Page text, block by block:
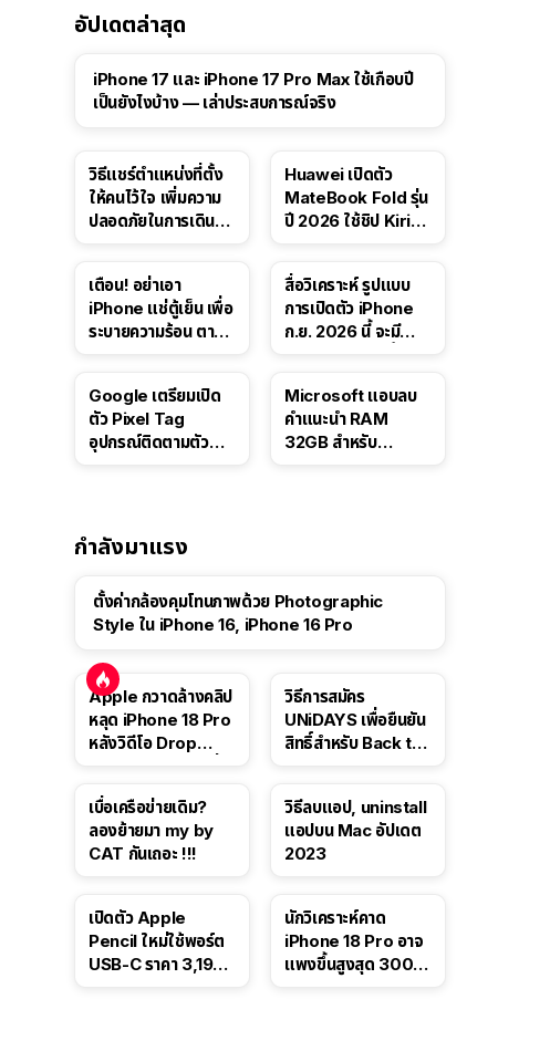
อัปเดตล่าสุด
41:47
iPhone 17 และ iPhone 17 Pro Max ใช้เกือบปี
เป็นยังไงบ้าง — เล่าประสบการณ์จริง
วิธีแชร์ตำแหน่งที่ตั้ง
ให้คนไว้ใจ เพิ่มความ
ปลอดภัยในการเดิน
Huawei เปิดตัว
MateBook Fold รุ่น
ปี 2026 ใช้ชิป Kirin
เตือน! อย่าเอา
iPhone แช่ตู้เย็น เพื่อ
ระบายความร้อน ตาม
สื่อวิเคราะห์ รูปแบบ
การเปิดตัว iPhone
ก.ย. 2026 นี้ จะมี
Google เตรียมเปิด
ตัว Pixel Tag
อุปกรณ์ติดตามตัว
Microsoft แอบลบ
คำแนะนำ RAM
32GB สำหรับ
กำลังมาแรง
ตั้งค่ากล้องคุมโทนภาพด้วย Photographic
Style ใน iPhone 16, iPhone 16 Pro
Apple กวาดล้างคลิป
หลุด iPhone 18 Pro
หลังวิดีโอ Drop
วิธีการสมัคร
UNiDAYS เพื่อยืนยัน
สิทธิ์สำหรับ Back to
เบื่อเครือข่ายเดิม?
ลองย้ายมา my by
CAT กันเถอะ !!!
วิธีลบแอป, uninstall
แอปบน Mac อัปเดต
2023
เปิดตัว Apple
Pencil ใหม่ใช้พอร์ต
USB-C ราคา 3,190
นักวิเคราะห์คาด
iPhone 18 Pro อาจ
แพงขึ้นสูงสุด 300